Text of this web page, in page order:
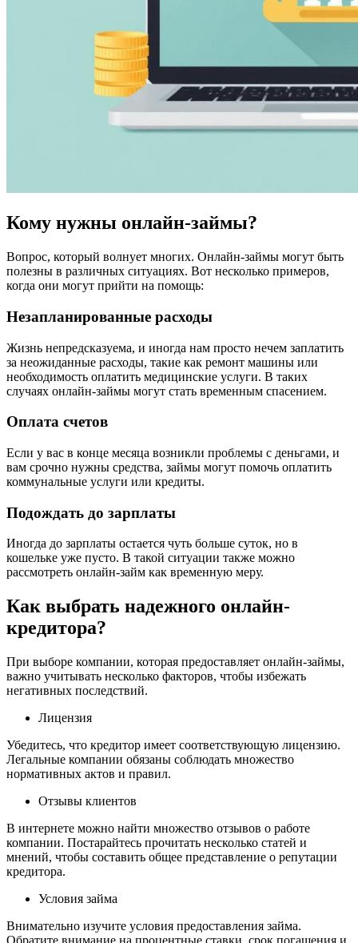
Кому нужны онлайн-займы?
Вопрос, который волнует многих. Онлайн-займы могут быть
полезны в различных ситуациях. Вот несколько примеров,
когда они могут прийти на помощь:
Незапланированные расходы
Жизнь непредсказуема, и иногда нам просто нечем заплатить
за неожиданные расходы, такие как ремонт машины или
необходимость оплатить медицинские услуги. В таких
случаях онлайн-займы могут стать временным спасением.
Оплата счетов
Если у вас в конце месяца возникли проблемы с деньгами, и
вам срочно нужны средства, займы могут помочь оплатить
коммунальные услуги или кредиты.
Подождать до зарплаты
Иногда до зарплаты остается чуть больше суток, но в
кошельке уже пусто. В такой ситуации также можно
рассмотреть онлайн-займ как временную меру.
Как выбрать надежного онлайн-
кредитора?
При выборе компании, которая предоставляет онлайн-займы,
важно учитывать несколько факторов, чтобы избежать
негативных последствий.
Лицензия
Убедитесь, что кредитор имеет соответствующую лицензию.
Легальные компании обязаны соблюдать множество
нормативных актов и правил.
Отзывы клиентов
В интернете можно найти множество отзывов о работе
компании. Постарайтесь прочитать несколько статей и
мнений, чтобы составить общее представление о репутации
кредитора.
Условия займа
Внимательно изучите условия предоставления займа.